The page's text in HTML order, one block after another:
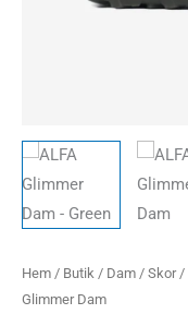
Hem / Butik / Dam / Skor/
Glimmer Dam